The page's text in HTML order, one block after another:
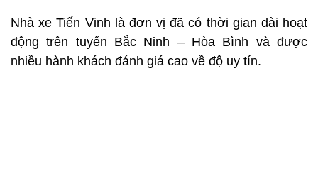
Nhà xe Tiến Vinh là đơn vị đã có thời gian dài hoạt
động trên tuyến Bắc Ninh – Hòa Bình và được
nhiều hành khách đánh giá cao về độ uy tín.